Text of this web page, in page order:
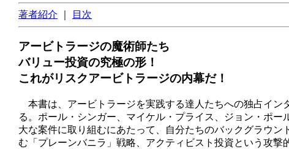
著者紹介 目次
アービトラージの魔術師たち
バリュー投資の究極の形！
これがリスクアービトラージの内幕だ！
本書は、アービトラージを実践する達人たちへの独占イン
る。ポール・シンガー、マイケル・プライス、ジョン・ポ
大な案件に取り組むにあたって、自分たちのバックグラウ
む「プレーンバニラ」戦略、アクティビスト投資という攻撃